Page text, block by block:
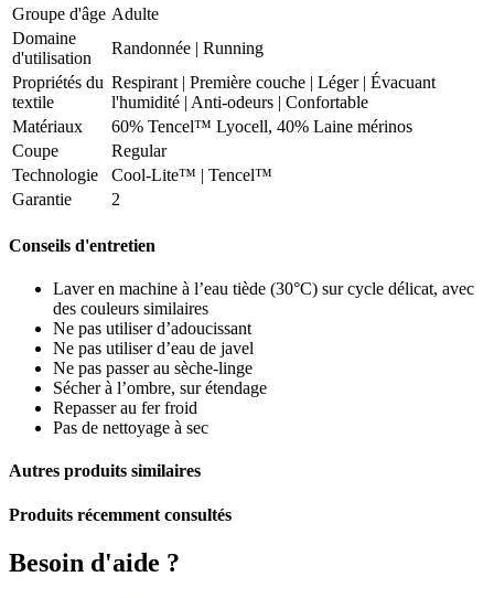
Groupe d'âge Adulte
Domaine
d'utilisation
Randonnée | Running
Propriétés du
textile
Respirant | Première couche | Léger| Évacuant
l'humidité | Anti-odeurs | Confortable
Matériaux
60% Tencel™ Lyocell, 40% Laine mérinos
Coupe
Regular
Technologie
Cool-Lite™ | Tencel™
Garantie
2
Conseils d'entretien
Laver en machine à l’eau tiède (30°C) sur cycle délicat, avec
des couleurs similaires
Ne pas utiliser d’adoucissant
Ne pas utiliser d’eau de javel
Ne pas passer au sèche-linge
Sécher à l’ombre, sur étendage
Repasser au fer froid
Pas de nettoyage à sec
Autres produits similaires
Produits récemment consultés
Besoin d'aide ?